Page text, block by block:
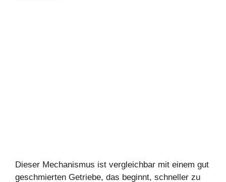
Dieser Mechanismus ist vergleichbar mit einem gut
geschmierten Getriebe, das beginnt, schneller zu